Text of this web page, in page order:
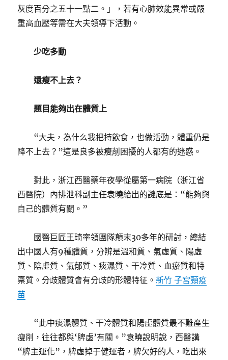
灰度百分之五十一點二。」，若有心肺效能異常或嚴
重高血壓等需在大夫領導下活動。
少吃多動
還瘦不上去？
題目能夠出在體質上
“大夫，為什么我把持飲食，也做活動，體重仍是
降不上去？”這是良多被瘦削困擾的人都有的迷惑。
對此，浙江西醫藥年夜學從屬第一病院（浙江省
西醫院）內排泄科副主任袁曉給出的謎底是：“能夠與
自己的體質有關。”
國醫巨匠王琦率領團隊顛末30多年的研討，總結
出中國人有9種體質，分辨是溫和質、氣虛質、陽虛
質、陰虛質、氣郁質、痰濕質、干冷質、血瘀質和特
稟質。分歧體質會有分歧的形體特征。新竹 子宮頸疫
苗
“此中痰濕體質、干冷體質和陽虛體質最不難產生
瘦削，往往都與‘脾虛’有關。”袁曉說明說，西醫講
“脾主運化”，脾虛掉于健運者，脾欠好的人，吃出來